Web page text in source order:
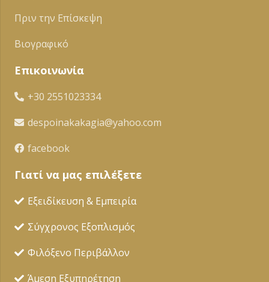
Πριν την Επίσκεψη
Βιογραφικό
Επικοινωνία
+30 2551023334
despoinakakagia@yahoo.com
facebook
Γιατί να μας επιλέξετε
Εξειδίκευση & Εμπειρία
Σύγχρονος Εξοπλισμός
Φιλόξενο Περιβάλλον
Άμεση Εξυπηρέτηση